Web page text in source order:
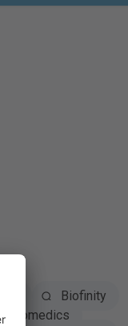
Biofinity
Biomedics